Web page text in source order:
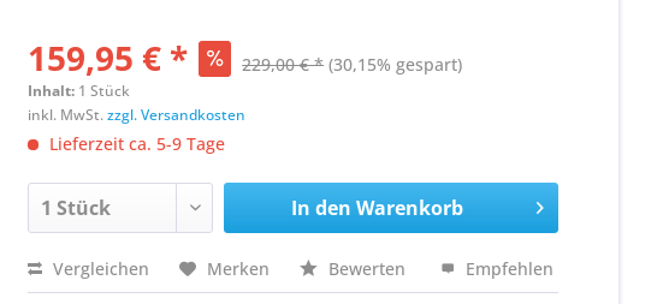
159,95 € * 229,00 € * (30,15% gespart)
Inhalt: 1 Stück
inkl. MwSt.zzgl. Versandkosten
Lieferzeit ca. 5-9 Tage
In den Warenkorb
Vergleichen Merken Bewerten Empfehlen